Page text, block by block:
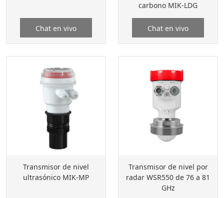
Chat en vivo
carbono MIK-LDG
Chat en vivo
Transmisor de nivel
ultrasónico MIK-MP
Transmisor de nivel por
radar WSR550 de 76 a 81
GHz